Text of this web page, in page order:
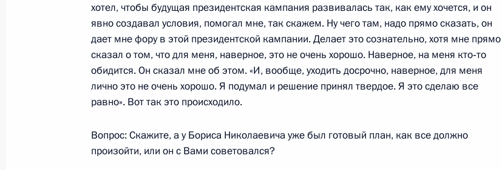
Структура
Видео и фото
Документы
Контакты
Поиск
Подписаться
Президент России
Текущий ресурс
Конституция России
Государственная
символика
Обратиться к Президенту
Президент России —
гражданам школьного
Виртуальный тур по
Владимир Путин —
ВКонтакте
Rutube
Telegram-канал
YouTube
О портале
Об использовании
информации сайта
О персональных
данных пользователей
Написать в редакцию
хотел, чтобы будущая президентская кампания развивалась так, как ему хочется, и он
явно создавал условия, помогал мне, так скажем. Ну чего там, надо прямо сказать, он
дает мне фору в этой президентской кампании. Делает это сознательно, хотя мне прямо
сказал о том, что для меня, наверное, это не очень хорошо. Наверное, на меня кто‑то
обидится. Он сказал мне об этом. «И, вообще, уходить досрочно, наверное, для меня
лично это не очень хорошо. Я подумал и решение принял твердое. Я это сделаю все
равно». Вот так это происходило.
Вопрос: Скажите, а у Бориса Николаевича уже был готовый план, как все должно
произойти, или он с Вами советовался?